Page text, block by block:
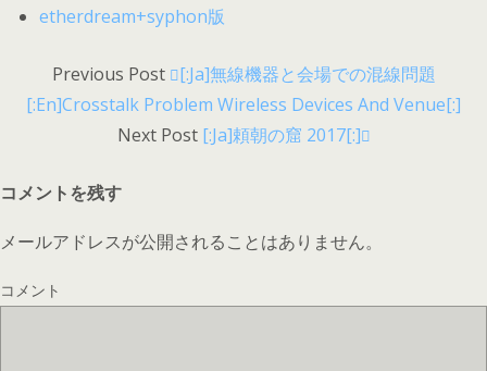
etherdream+syphon版
Previous Post
[:ja]無線機器と会場での混線問題
[:en]Crosstalk Problem Wireless Devices And Venue[:]
Next Post [:ja]頼朝の窟 2017[:]
コメントを残す
メールアドレスが公開されることはありません。
コメント